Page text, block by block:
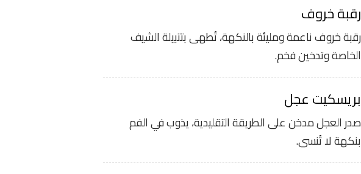
رقبة خروف
رقبة خروف ناعمة ومليئة بالنكهة، تُطهى بتتبيلة الشيف
الخاصة وتدخين فخم.
بريسكيت عجل
صدر العجل مدخن على الطريقة التقليدية، يذوب في الفم
بنكهة لا تُنسى.